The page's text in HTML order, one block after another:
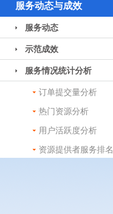
服务动态与成效
服务动态
示范成效
服务情况统计分析
订单提交量分析
热门资源分析
用户活跃度分析
资源提供者服务排名